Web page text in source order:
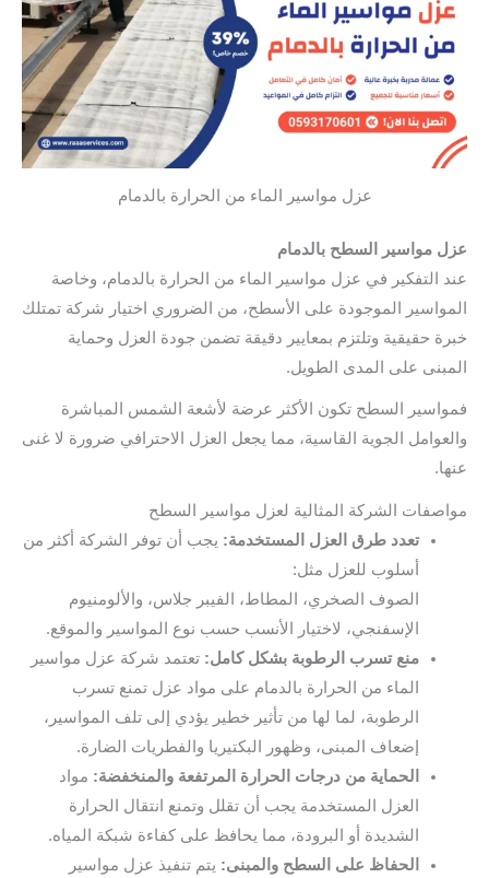
عزل مواسير الماء من الحرارة بالدمام
عزل مواسير السطح بالدمام
عند التفكير في عزل مواسير الماء من الحرارة بالدمام، وخاصة
المواسير الموجودة على الأسطح، من الضروري اختيار شركة تمتلك
خبرة حقيقية وتلتزم بمعايير دقيقة تضمن جودة العزل وحماية
المبنى على المدى الطويل.
فمواسير السطح تكون الأكثر عرضة لأشعة الشمس المباشرة
والعوامل الجوية القاسية، مما يجعل العزل الاحترافي ضرورة لا غنى
عنها.
مواصفات الشركة المثالية لعزل مواسير السطح
تعدد طرق العزل المستخدمة: يجب أن توفر الشركة أكثر من
أسلوب للعزل مثل:
الصوف الصخري، المطاط، الفيبر جلاس، والألومنيوم
الإسفنجي، لاختيار الأنسب حسب نوع المواسير والموقع.
منع تسرب الرطوبة بشكل كامل: تعتمد شركة عزل مواسير
الماء من الحرارة بالدمام على مواد عزل تمنع تسرب
الرطوبة، لما لها من تأثير خطير يؤدي إلى تلف المواسير،
إضعاف المبنى، وظهور البكتيريا والفطريات الضارة.
الحماية من درجات الحرارة المرتفعة والمنخفضة: مواد
العزل المستخدمة يجب أن تقلل وتمنع انتقال الحرارة
الشديدة أو البرودة، مما يحافظ على كفاءة شبكة المياه.
الحفاظ على السطح والمبنى: يتم تنفيذ عزل مواسير